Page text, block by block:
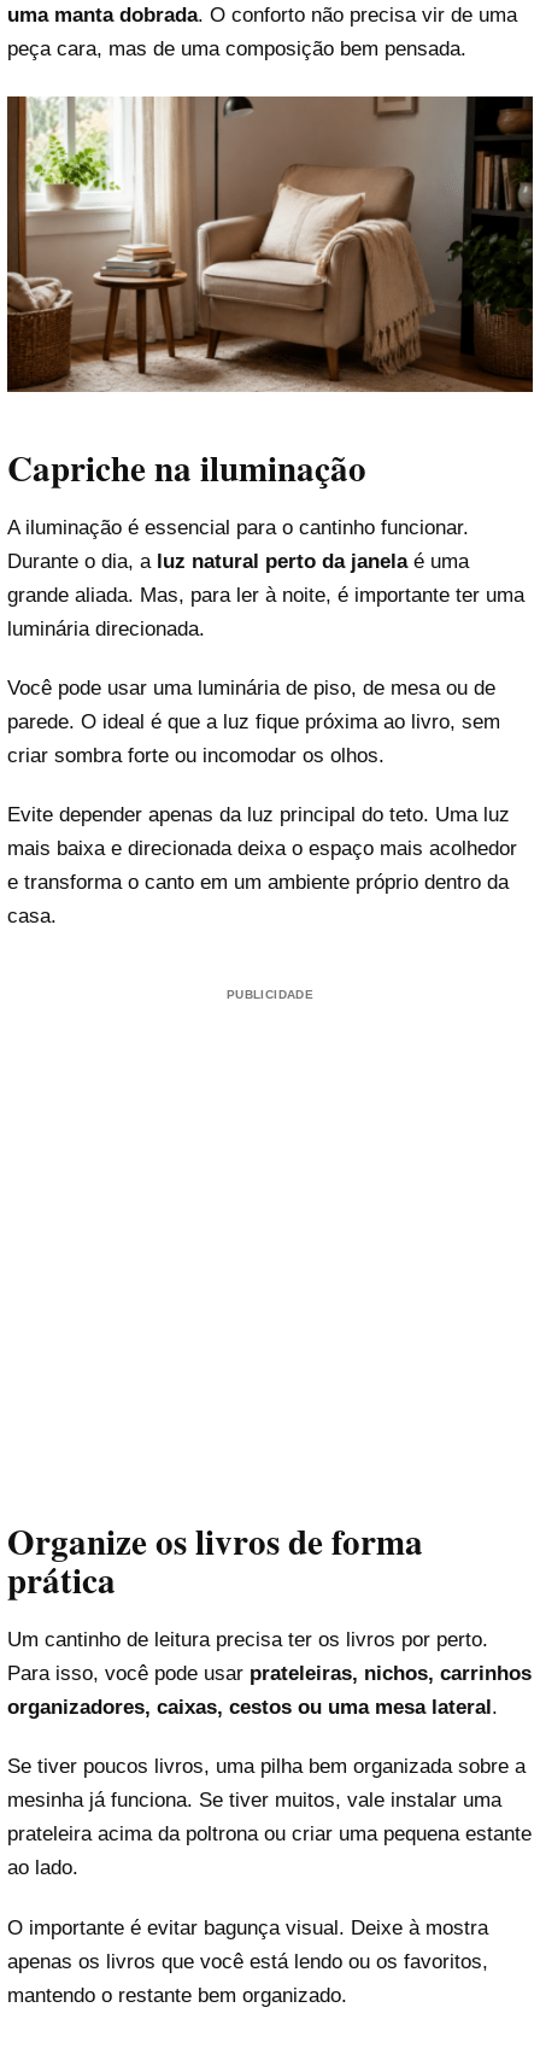
uma manta dobrada. O conforto não precisa vir de uma
peça cara, mas de uma composição bem pensada.
Capriche na iluminação
A iluminação é essencial para o cantinho funcionar.
Durante o dia, a luz natural perto da janelaé uma
grande aliada. Mas, para ler à noite, é importante ter uma
luminária direcionada.
Você pode usar uma luminária de piso, de mesa ou de
parede. O ideal é que a luz fique próxima ao livro, sem
criar sombra forte ou incomodar os olhos.
Evite depender apenas da luz principal do teto. Uma luz
mais baixa e direcionada deixa o espaço mais acolhedor
e transforma o canto em um ambiente próprio dentro da
casa.
PUBLICIDADE
Organize os livros de forma
prática
Um cantinho de leitura precisa ter os livros por perto.
Para isso, você pode usar prateleiras, nichos, carrinhos
organizadores, caixas, cestos ou uma mesa lateral.
Se tiver poucos livros, uma pilha bem organizada sobre a
mesinha já funciona. Se tiver muitos, vale instalar uma
prateleira acima da poltrona ou criar uma pequena estante
ao lado.
O importante é evitar bagunça visual. Deixe à mostra
apenas os livros que você está lendo ou os favoritos,
mantendo o restante bem organizado.